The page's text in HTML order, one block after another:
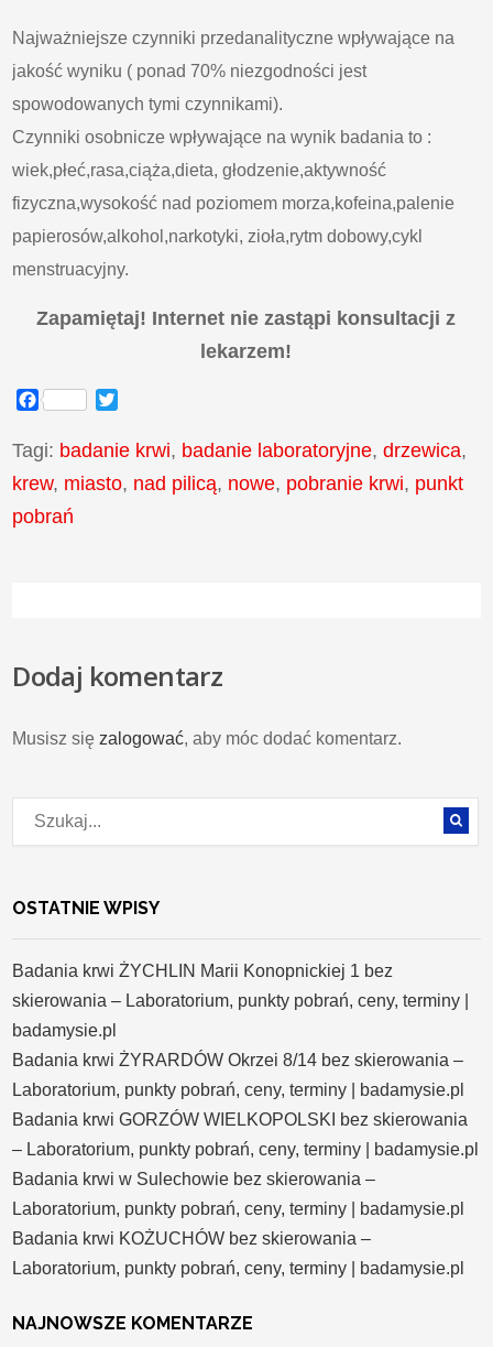
Najważniejsze czynniki przedanalityczne wpływające na
jakość wyniku ( ponad 70% niezgodności jest
spowodowanych tymi czynnikami).
Czynniki osobnicze wpływające na wynik badania to :
wiek,płeć,rasa,ciąża,dieta, głodzenie,aktywność
fizyczna,wysokość nad poziomem morza,kofeina,palenie
papierosów,alkohol,narkotyki, zioła,rytm dobowy,cykl
menstruacyjny.
Zapamiętaj! Internet nie zastąpi konsultacji z
lekarzem!
Facebook
Tagi: badanie krwi, badanie laboratoryjne,drzewica,
krew, miasto, nad pilicą, nowe, pobranie krwi, punkt
pobrań
Dodaj komentarz
Musisz się zalogować, aby móc dodać komentarz.
OSTATNIE WPISY
Badania krwi ŻYCHLIN Marii Konopnickiej 1 bez
skierowania – Laboratorium, punkty pobrań, ceny, terminy |
badamysie.pl
Badania krwi ŻYRARDÓW Okrzei 8/14 bez skierowania –
Laboratorium, punkty pobrań, ceny, terminy | badamysie.pl
Badania krwi GORZÓW WIELKOPOLSKI bez skierowania
– Laboratorium, punkty pobrań, ceny, terminy | badamysie.pl
Badania krwi w Sulechowie bez skierowania –
Laboratorium, punkty pobrań, ceny, terminy | badamysie.pl
Badania krwi KOŻUCHÓW bez skierowania –
Laboratorium, punkty pobrań, ceny, terminy | badamysie.pl
NAJNOWSZE KOMENTARZE